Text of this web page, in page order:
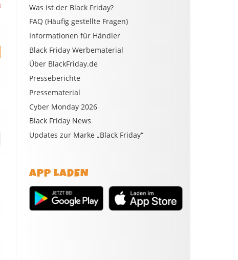
Was ist der Black Friday?
FAQ (Häufig gestellte Fragen)
Informationen für Händler
Black Friday Werbematerial
Über BlackFriday.de
Presseberichte
Pressematerial
Cyber Monday 2026
Black Friday News
Updates zur Marke „Black Friday“
APP LADEN